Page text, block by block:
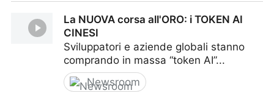
La NUOVA corsa all'ORO: i TOKEN AI
CINESI
Sviluppatori e aziende globali stanno
comprando in massa “token AI”...
Newsroom